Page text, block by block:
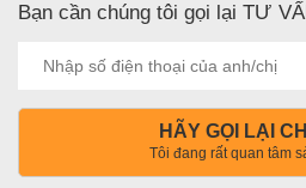
Bạn cần chúng tôi gọi lại TƯ
HÃY GỌI LẠI
Tôi đang rất quan tâm